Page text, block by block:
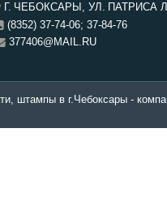
Г. ЧЕБОКСАРЫ, УЛ. ПАТРИСА
(8352) 37-74-06; 37-84-76
377406@MAIL.RU
штампы в г.Чебоксары -